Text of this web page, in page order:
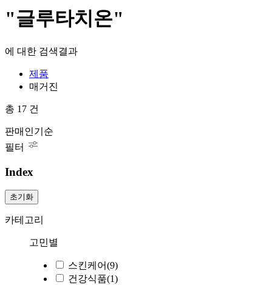
"글루타치온"
에 대한 검색결과
제품
매거진
총 17 건
판매인기순
필터
Index
초기화
카테고리
고민별
스킨케어(9)
건강식품(1)